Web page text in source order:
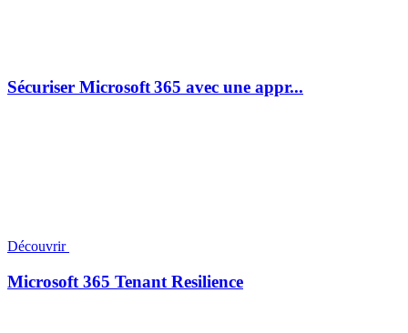
Sécuriser Microsoft 365 avec une appr...
Découvrir
Microsoft 365 Tenant Resilience